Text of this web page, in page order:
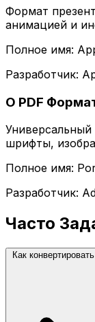
Формат
анимацией и
Полное имя:
Разработчик:
О PDF
шрифты,
Полное имя:
Разработчик:
Часто
Как